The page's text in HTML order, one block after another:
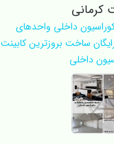
کرمانی
انواع خدمات بازسازی ۰ تا ۱۰۰ و دکوراسیون داخلی واحدهای
ساخت بروزترین کابینت
داخلی